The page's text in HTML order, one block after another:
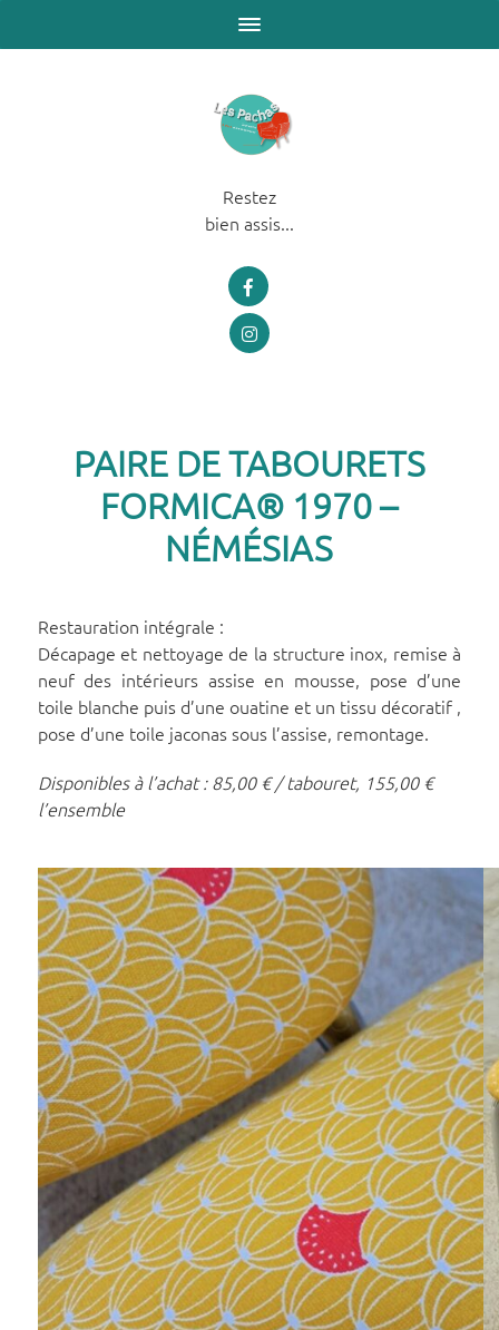
Restez
bien assis...
PAIRE DE TABOURETS
FORMICA® 1970 –
NÉMÉSIAS
Restauration intégrale :
Décapage et nettoyage de la structure inox, remise à
neuf des intérieurs assise en mousse, pose d’une
toile blanche puis d’une ouatine et un tissu décoratif ,
pose d’une toile jaconas sous l’assise, remontage.
Disponibles à l’achat : 85,00 € / tabouret, 155,00 €
l’ensemble